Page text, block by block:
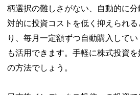
柄選択の難しさがない、自動的に
対的に投資コストを低く抑えられ
り、毎月一定額ずつ自動購入して
も活用できます。手軽に株式投資
の方法でしょう。